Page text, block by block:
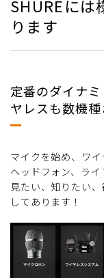
SHUREには
ります
定番のダイナ
ヤレスも数機種
マイクを始め、ワ
ヘッドフォン、ラ
見たい、知りたい
してあります！